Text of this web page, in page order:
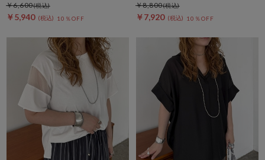
￥5,940 10％OFF
￥6,600
￥7,920 10％OFF
￥8,800